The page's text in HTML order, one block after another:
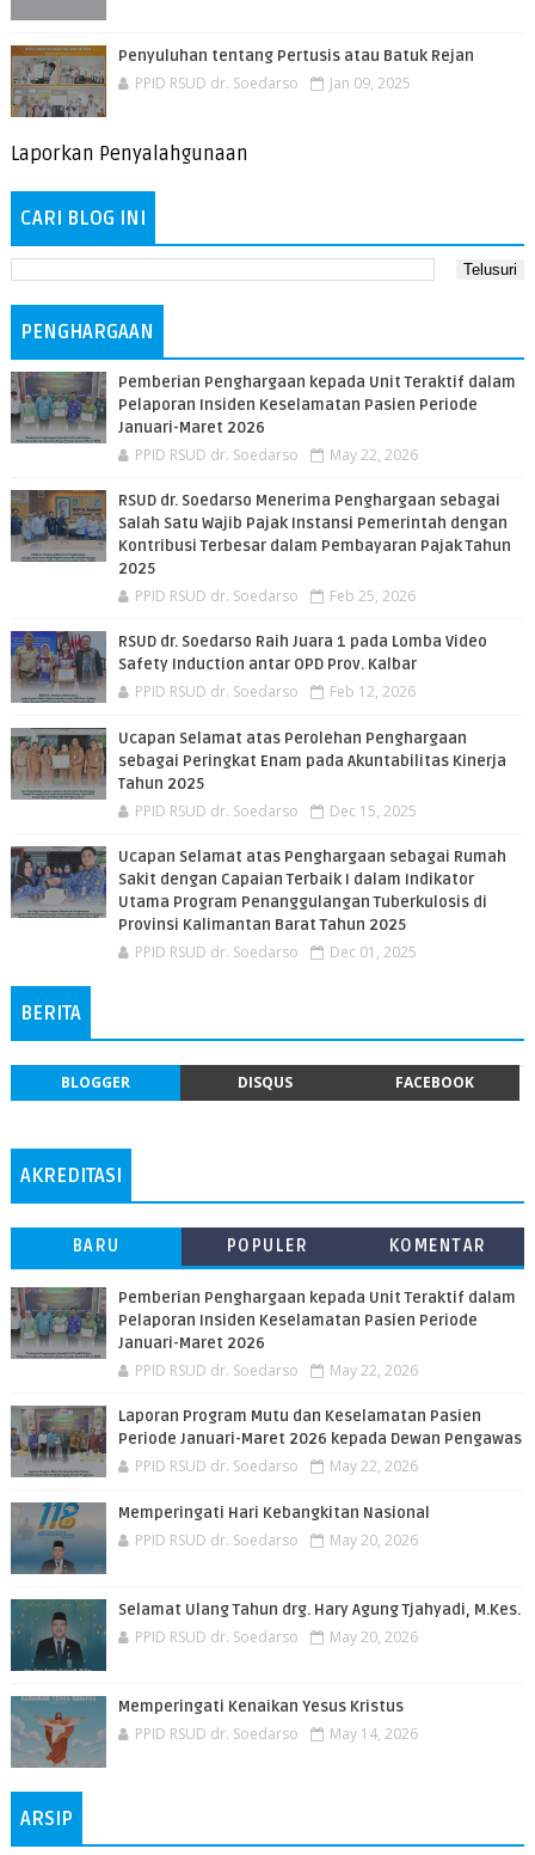
Penyuluhan tentang Pertusis atau Batuk Rejan
PPID RSUD dr. Soedarso Jan 09, 2025
Laporkan Penyalahgunaan
CARI BLOG INI
PENGHARGAAN
Pemberian Penghargaan kepada Unit Teraktif dalam
Pelaporan Insiden Keselamatan Pasien Periode
Januari-Maret 2026
PPID RSUD dr. Soedarso May 22, 2026
RSUD dr. Soedarso Menerima Penghargaan sebagai
Salah Satu Wajib Pajak Instansi Pemerintah dengan
Kontribusi Terbesar dalam Pembayaran Pajak Tahun
2025
PPID RSUD dr. Soedarso Feb 25, 2026
RSUD dr. Soedarso Raih Juara 1 pada Lomba Video
Safety Induction antar OPD Prov. Kalbar
PPID RSUD dr. Soedarso Feb 12, 2026
Ucapan Selamat atas Perolehan Penghargaan
sebagai Peringkat Enam pada Akuntabilitas Kinerja
Tahun 2025
PPID RSUD dr. Soedarso Dec 15, 2025
Ucapan Selamat atas Penghargaan sebagai Rumah
Sakit dengan Capaian Terbaik I dalam Indikator
Utama Program Penanggulangan Tuberkulosis di
Provinsi Kalimantan Barat Tahun 2025
PPID RSUD dr. Soedarso Dec 01, 2025
BERITA
BLOGGER DISQUS FACEBOOK
AKREDITASI
BARU POPULER KOMENTAR
Pemberian Penghargaan kepada Unit Teraktif dalam
Pelaporan Insiden Keselamatan Pasien Periode
Januari-Maret 2026
PPID RSUD dr. Soedarso May 22, 2026
Laporan Program Mutu dan Keselamatan Pasien
Periode Januari-Maret 2026 kepada Dewan Pengawas
PPID RSUD dr. Soedarso May 22, 2026
Memperingati Hari Kebangkitan Nasional
PPID RSUD dr. Soedarso May 20, 2026
Selamat Ulang Tahun drg. Hary Agung Tjahyadi, M.Kes.
PPID RSUD dr. Soedarso May 20, 2026
Memperingati Kenaikan Yesus Kristus
PPID RSUD dr. Soedarso May 14, 2026
ARSIP